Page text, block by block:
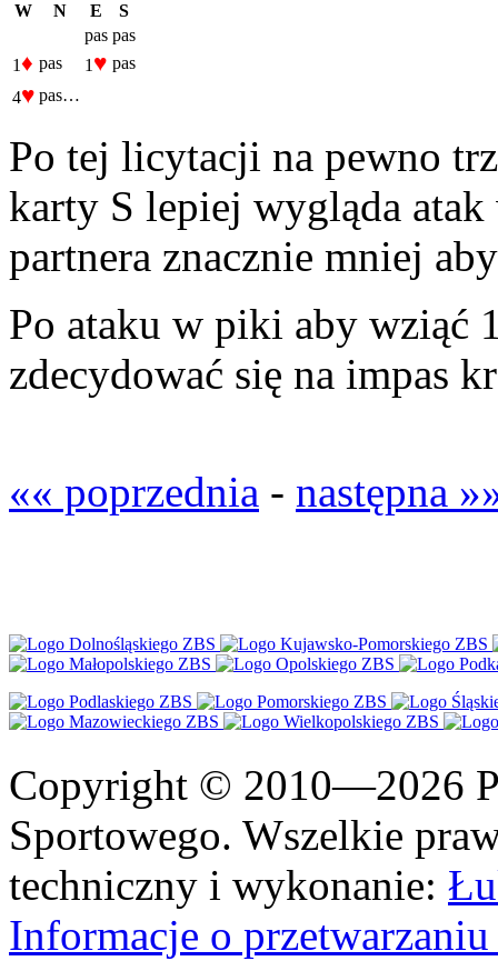
W N E
S
pas pas
1♦ pas 1 ♥ pas
4♥ pas…
Po tej licytacji na pewno
karty S lepiej wygląda
partnera znacznie mniej
Po ataku w piki aby wziąć
zdecydować się na impas
«« poprzednia - następna
Copyright © 2010—2026
Sportowego. Wszelkie
techniczny i wykonanie:
Informacje o